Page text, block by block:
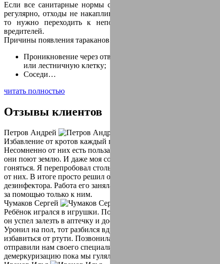
Если все санитарные нормы соблюдены, уборка проводится
регулярно, отходы не накапливаются и регулярно выносятся,
то нужно переходить к непосредственному уничтожению
вредителей.
Причины появления тараканов в квартире:
Проникновение через отверстия для вентиляции, подвал
или лестничную клетку;
Соседи…
читать полностью
Отзывы клиентов
Петров Андрей
Избавление от кротов каждый год, для меня как квест.
Несомненно от них есть польза, но вред превышает. Так как
они поют землю. И даже моя собака уже устала за ними
гоняться. Я перепробовал столько способов чтоб избавиться
от них. В итоге просто решил обратиться за помощью к
дезинфектора. Работа его заняла не больше двух часов. Теперь
за помощью только к ним.
Чумаков Сергей
Ребёнок игрался в игрушки. Пока я отвлеклась на пять минут,
он успел залезть в аптечку и достать ртутный градусник.
Уронил на пол, тот разбился вдребезги. Не знала как
избавиться от ртути. Позвонила в СЭС Гордезстанция. Они
отправили нам своего специалиста, он провел
демеркуризацию пока мы гуляли. Спасибо)